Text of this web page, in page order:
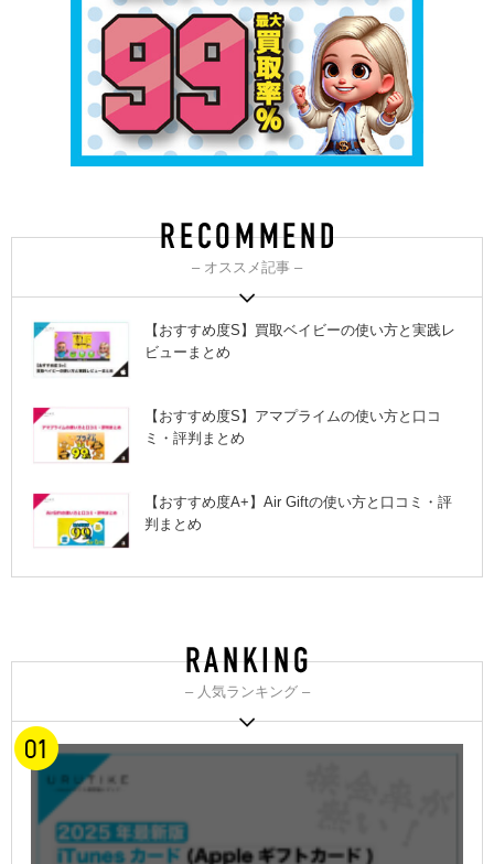
– オススメ記事 –
【おすすめ度S】買取ベイビーの使い方と実践レ
ビューまとめ
【おすすめ度S】アマプライムの使い方と口コ
ミ・評判まとめ
【おすすめ度A+】Air Giftの使い方と口コミ・評
判まとめ
– 人気ランキング –